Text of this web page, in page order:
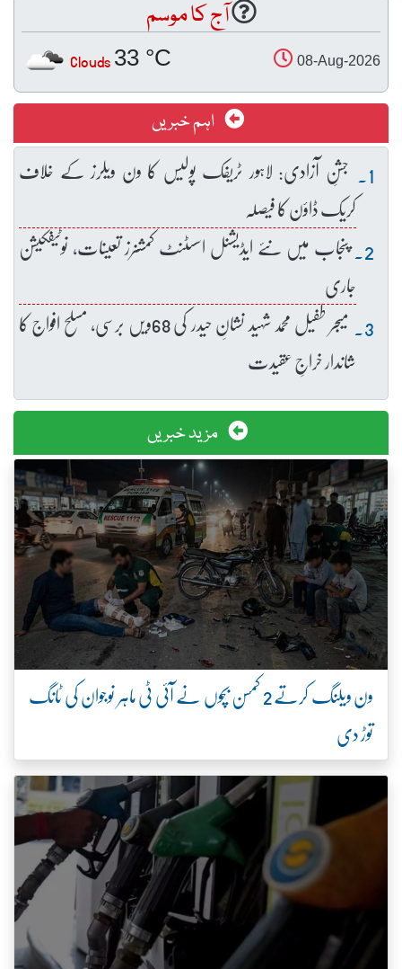
آج کا موسم
08-Aug-2026
33 °C
Clouds
اہم خبریں
جشنِ آزادی: لاہور ٹریفک پولیس کا ون ویلرز کے خلاف
کریک ڈاؤن کا فیصلہ
پنجاب میں نئے ایڈیشنل اسسٹنٹ کمشنرز تعینات، نوٹیفکیشن
جاری
میجر طفیل محمد شہید نشانِ حیدر کی 68ویں برسی، مسلح افواج کا
شاندار خراجِ عقیدت
مزید خبریں
ون ویلنگ کرتے 2 کمسن بچوں نے آئی ٹی ماہر نوجوان کی ٹانگ
توڑ دی